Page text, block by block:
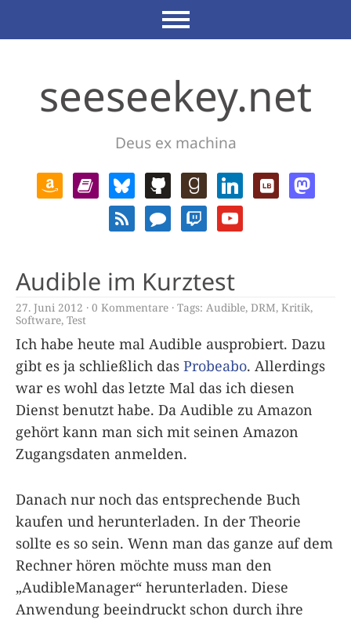
seeseekey.net
Deus ex machina
Audible im Kurztest
27. Juni 2012 0 Kommentare Tags: Audible, DRM, Kritik,
Software, Test
Ich habe heute mal Audible ausprobiert. Dazu
gibt es ja schließlich das Probeabo. Allerdings
war es wohl das letzte Mal das ich diesen
Dienst benutzt habe. Da Audible zu Amazon
gehört kann man sich mit seinen Amazon
Zugangsdaten anmelden.
Danach nur noch das entsprechende Buch
kaufen und herunterladen. In der Theorie
sollte es so sein. Wenn man das ganze auf dem
Rechner hören möchte muss man den
„AudibleManager“ herunterladen. Diese
Anwendung beeindruckt schon durch ihre